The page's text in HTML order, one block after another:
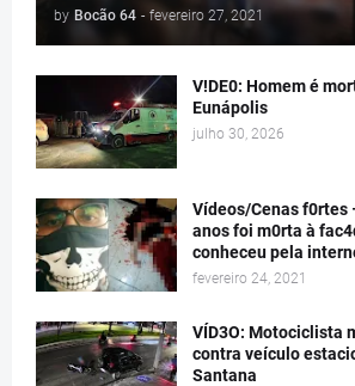
by Bocão 64 - fevereiro 27, 2021
V!DE0: Homem é
Eunápolis
julho 30, 2026
Vídeos/Cenas f0rtes
anos foi m0rta à
conheceu pela
fevereiro 24, 2021
VÍD3O: Motociclista
contra veículo
Santana